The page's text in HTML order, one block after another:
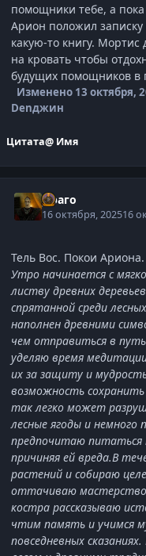
помощники тебе, а пока
Арион положил записку
какую-то книгу.
на кровать чтобы
будущих помощников в
Изменено 13 октября,
Denджин
Цитата@ Имя
Драго
16 октября, 202516
Тель Вос. Покои
Утро начинается с
листву древних
спрятанной среди
наполнен древними
чем отправиться в
уделяю время
их за защиту и
возможность
так легко может
лесные ягоды и немного
предпочитаю
причиняя ей вреда.В
растений и собираю
оттачиваю мастерство
костра рассказываю
чтим память и учимся
повседневных